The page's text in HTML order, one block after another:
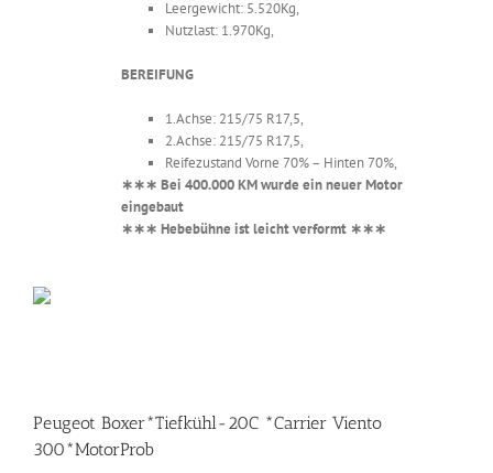
Leergewicht: 5.520Kg,
Nutzlast: 1.970Kg,
BEREIFUNG
1.Achse: 215/75 R17,5,
2.Achse: 215/75 R17,5,
Reifezustand Vorne 70% – Hinten 70%,
∗∗∗ Bei 400.000 KM wurde ein neuer Motor
eingebaut
∗∗∗ Hebebühne ist leicht verformt ∗∗∗
Peugeot Boxer*Tiefkühl-20C *Carrier Viento
300*MotorProb